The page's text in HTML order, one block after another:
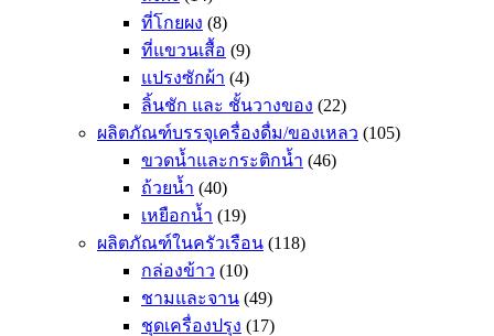
ที่โกยผง (8)
ที่แขวนเสื้อ (9)
แปรงซักผ้า (4)
ลิ้นชัก และ ชั้นวางของ (22)
ผลิตภัณฑ์บรรจุเครื่องดื่ม/ของเหลว (105)
ขวดน้ำและกระติกน้ำ (46)
ถ้วยน้ำ (40)
เหยือกน้ำ (19)
ผลิตภัณฑ์ในครัวเรือน (118)
กล่องข้าว (10)
ชามและจาน (49)
ชุดเครื่องปรุง (17)